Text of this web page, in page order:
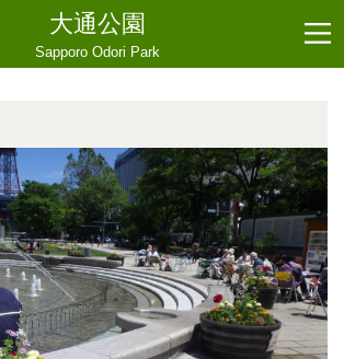
大通公園
Sapporo Odori Park